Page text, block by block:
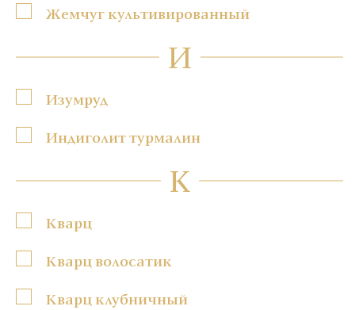
Жемчуг культивированный
И
Изумруд
Индиголит турмалин
К
Кварц
Кварц волосатик
Кварц клубничный